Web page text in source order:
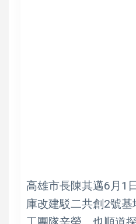
高雄市長陳其邁6月1
庫改建駁二共創2號